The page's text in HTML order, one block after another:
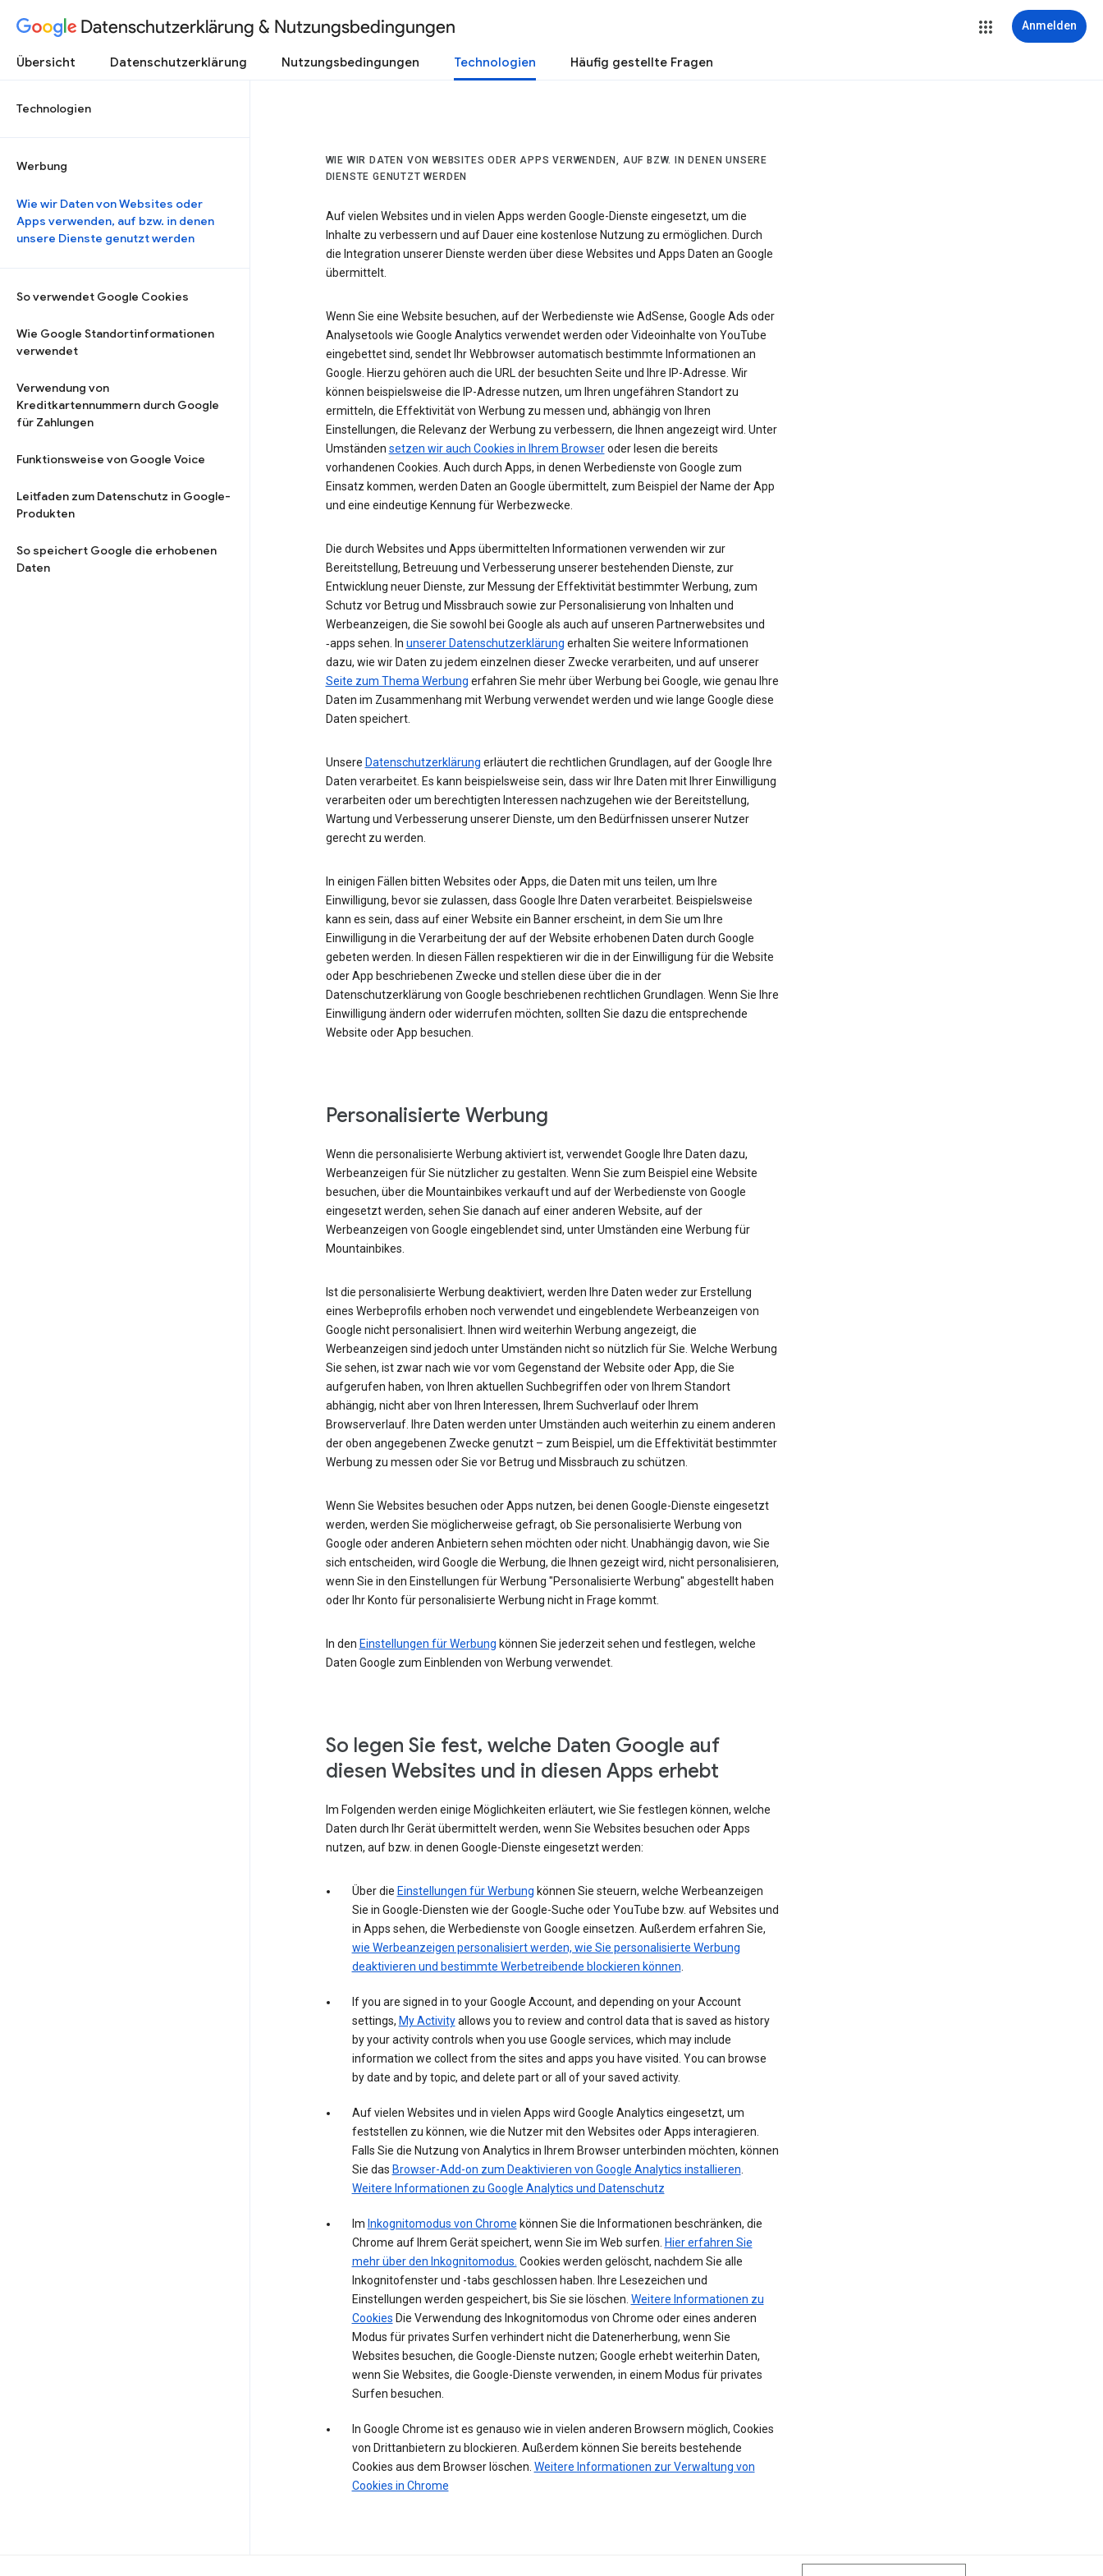
Datenschutzerklärung & Nutzungsbedingungen Anmelden
Übersicht Datenschutzerklärung Nutzungsbedingungen Technologien Häufig gestellte Fragen
Technologien
Werbung
Wie wir Daten von Websites oder
Apps verwenden, auf bzw. in denen
unsere Dienste genutzt werden
So verwendet Google Cookies
Wie Google Standortinformationen
verwendet
Verwendung von
Kreditkartennummern durch Google
für Zahlungen
Funktionsweise von Google Voice
Leitfaden zum Datenschutz in Google-
Produkten
So speichert Google die erhobenen
Daten
WIE WIR DATEN VON WEBSITES ODER APPS VERWENDEN, AUF BZW. IN DENEN UNSERE
DIENSTE GENUTZT WERDEN
Auf vielen Websites und in vielen Apps werden Google-Dienste eingesetzt, um die
Inhalte zu verbessern und auf Dauer eine kostenlose Nutzung zu ermöglichen. Durch
die Integration unserer Dienste werden über diese Websites und Apps Daten an Google
übermittelt.
Wenn Sie eine Website besuchen, auf der Werbedienste wie AdSense, Google Ads oder
Analysetools wie Google Analytics verwendet werden oder Videoinhalte von YouTube
eingebettet sind, sendet Ihr Webbrowser automatisch bestimmte Informationen an
Google. Hierzu gehören auch die URL der besuchten Seite und Ihre IP-Adresse. Wir
können beispielsweise die IP-Adresse nutzen, um Ihren ungefähren Standort zu
ermitteln, die Effektivität von Werbung zu messen und, abhängig von Ihren
Einstellungen, die Relevanz der Werbung zu verbessern, die Ihnen angezeigt wird. Unter
Umständen setzen wir auch Cookies in Ihrem Browseroder lesen die bereits
vorhandenen Cookies. Auch durch Apps, in denen Werbedienste von Google zum
Einsatz kommen, werden Daten an Google übermittelt, zum Beispiel der Name der App
und eine eindeutige Kennung für Werbezwecke.
Die durch Websites und Apps übermittelten Informationen verwenden wir zur
Bereitstellung, Betreuung und Verbesserung unserer bestehenden Dienste, zur
Entwicklung neuer Dienste, zur Messung der Effektivität bestimmter Werbung, zum
Schutz vor Betrug und Missbrauch sowie zur Personalisierung von Inhalten und
Werbeanzeigen, die Sie sowohl bei Google als auch auf unseren Partnerwebsites und
‑apps sehen. In unserer Datenschutzerklärung erhalten Sie weitere Informationen
dazu, wie wir Daten zu jedem einzelnen dieser Zwecke verarbeiten, und auf unserer
Seite zum Thema Werbung erfahren Sie mehr über Werbung bei Google, wie genau Ihre
Daten im Zusammenhang mit Werbung verwendet werden und wie lange Google diese
Daten speichert.
Unsere Datenschutzerklärung erläutert die rechtlichen Grundlagen, auf der Google Ihre
Daten verarbeitet. Es kann beispielsweise sein, dass wir Ihre Daten mit Ihrer Einwilligung
verarbeiten oder um berechtigten Interessen nachzugehen wie der Bereitstellung,
Wartung und Verbesserung unserer Dienste, um den Bedürfnissen unserer Nutzer
gerecht zu werden.
In einigen Fällen bitten Websites oder Apps, die Daten mit uns teilen, um Ihre
Einwilligung, bevor sie zulassen, dass Google Ihre Daten verarbeitet. Beispielsweise
kann es sein, dass auf einer Website ein Banner erscheint, in dem Sie um Ihre
Einwilligung in die Verarbeitung der auf der Website erhobenen Daten durch Google
gebeten werden. In diesen Fällen respektieren wir die in der Einwilligung für die Website
oder App beschriebenen Zwecke und stellen diese über die in der
Datenschutzerklärung von Google beschriebenen rechtlichen Grundlagen. Wenn Sie Ihre
Einwilligung ändern oder widerrufen möchten, sollten Sie dazu die entsprechende
Website oder App besuchen.
Personalisierte Werbung
Wenn die personalisierte Werbung aktiviert ist, verwendet Google Ihre Daten dazu,
Werbeanzeigen für Sie nützlicher zu gestalten. Wenn Sie zum Beispiel eine Website
besuchen, über die Mountainbikes verkauft und auf der Werbedienste von Google
eingesetzt werden, sehen Sie danach auf einer anderen Website, auf der
Werbeanzeigen von Google eingeblendet sind, unter Umständen eine Werbung für
Mountainbikes.
Ist die personalisierte Werbung deaktiviert, werden Ihre Daten weder zur Erstellung
eines Werbeprofils erhoben noch verwendet und eingeblendete Werbeanzeigen von
Google nicht personalisiert. Ihnen wird weiterhin Werbung angezeigt, die
Werbeanzeigen sind jedoch unter Umständen nicht so nützlich für Sie. Welche Werbung
Sie sehen, ist zwar nach wie vor vom Gegenstand der Website oder App, die Sie
aufgerufen haben, von Ihren aktuellen Suchbegriffen oder von Ihrem Standort
abhängig, nicht aber von Ihren Interessen, Ihrem Suchverlauf oder Ihrem
Browserverlauf. Ihre Daten werden unter Umständen auch weiterhin zu einem anderen
der oben angegebenen Zwecke genutzt – zum Beispiel, um die Effektivität bestimmter
Werbung zu messen oder Sie vor Betrug und Missbrauch zu schützen.
Wenn Sie Websites besuchen oder Apps nutzen, bei denen Google-Dienste eingesetzt
werden, werden Sie möglicherweise gefragt, ob Sie personalisierte Werbung von
Google oder anderen Anbietern sehen möchten oder nicht. Unabhängig davon, wie Sie
sich entscheiden, wird Google die Werbung, die Ihnen gezeigt wird, nicht personalisieren,
wenn Sie in den Einstellungen für Werbung "Personalisierte Werbung" abgestellt haben
oder Ihr Konto für personalisierte Werbung nicht in Frage kommt.
In den Einstellungen für Werbung können Sie jederzeit sehen und festlegen, welche
Daten Google zum Einblenden von Werbung verwendet.
So legen Sie fest, welche Daten Google auf
diesen Websites und in diesen Apps erhebt
Im Folgenden werden einige Möglichkeiten erläutert, wie Sie festlegen können, welche
Daten durch Ihr Gerät übermittelt werden, wenn Sie Websites besuchen oder Apps
nutzen, auf bzw. in denen Google-Dienste eingesetzt werden:
Über die Einstellungen für Werbung können Sie steuern, welche Werbeanzeigen
Sie in Google-Diensten wie der Google-Suche oder YouTube bzw. auf Websites und
in Apps sehen, die Werbedienste von Google einsetzen. Außerdem erfahren Sie,
wie Werbeanzeigen personalisiert werden, wie Sie personalisierte Werbung
deaktivieren und bestimmte Werbetreibende blockieren können.
If you are signed in to your Google Account, and depending on your Account
settings, My Activityallows you to review and control data that is saved as history
by your activity controls when you use Google services, which may include
information we collect from the sites and apps you have visited. You can browse
by date and by topic, and delete part or all of your saved activity.
Auf vielen Websites und in vielen Apps wird Google Analytics eingesetzt, um
feststellen zu können, wie die Nutzer mit den Websites oder Apps interagieren.
Falls Sie die Nutzung von Analytics in Ihrem Browser unterbinden möchten, können
Sie das Browser-Add-on zum Deaktivieren von Google Analytics installieren.
Weitere Informationen zu Google Analytics und Datenschutz
Im Inkognitomodus von Chrome können Sie die Informationen beschränken, die
Chrome auf Ihrem Gerät speichert, wenn Sie im Web surfen. Hier erfahren Sie
mehr über den Inkognitomodus. Cookies werden gelöscht, nachdem Sie alle
Inkognitofenster und -tabs geschlossen haben. Ihre Lesezeichen und
Einstellungen werden gespeichert, bis Sie sie löschen. Weitere Informationen zu
Cookies Die Verwendung des Inkognitomodus von Chrome oder eines anderen
Modus für privates Surfen verhindert nicht die Datenerherbung, wenn Sie
Websites besuchen, die Google-Dienste nutzen; Google erhebt weiterhin Daten,
wenn Sie Websites, die Google-Dienste verwenden, in einem Modus für privates
Surfen besuchen.
In Google Chrome ist es genauso wie in vielen anderen Browsern möglich, Cookies
von Drittanbietern zu blockieren. Außerdem können Sie bereits bestehende
Cookies aus dem Browser löschen. Weitere Informationen zur Verwaltung von
Cookies in Chrome